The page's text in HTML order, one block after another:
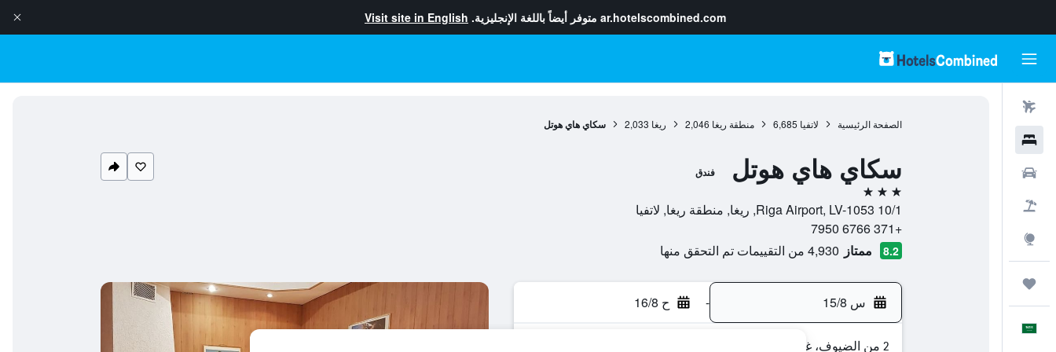
ar.hotelscombined.com متوفر أيضاً باللغة الإنجليزية. Visit site in English
الصفحة الرئيسية لاتفيا 6,685 منطقة ريغا 2,046 ريغا 2,033 سكاي هاي هوتل
سكاي هاي هوتل فندق
3 نجوم
10/1 Riga Airport, LV-1053, ريغا, منطقة ريغا, لاتفيا
+371 6766 7950
8.2 ممتاز 4,930 من التقييمات تم التحقق منها
س 15/8 - ح 16/8
2 من الضيوف، غرفة واحدة